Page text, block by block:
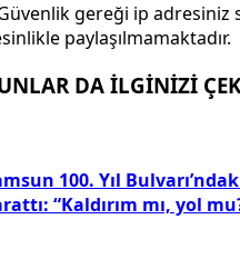
gereği ip adresiniz
paylaşılmamaktadır.
DA İLGİNİZİ
100. Yıl
“Kaldırım mı, yol